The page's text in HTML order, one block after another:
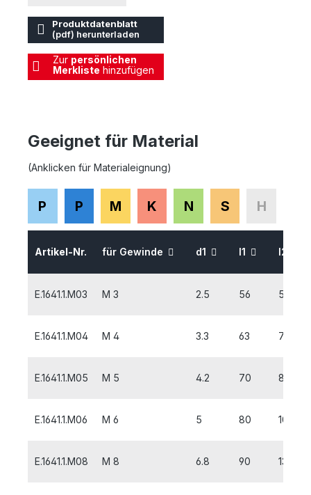
Produktdatenblatt
(pdf) herunterladen
Zur persönlichen
Merkliste hinzufügen
Geeignet für Material
(Anklicken für Materialeignung)
P P M K N S H
Artikel-Nr. für Gewinde d1 l1 l2
E.1641.1.M03 M 3 2.5 56 5
E.1641.1.M04 M 4 3.3 63 7
E.1641.1.M05 M 5 4.2 70 8
E.1641.1.M06 M 6 5 80 10
E.1641.1.M08 M 8 6.8 90 13